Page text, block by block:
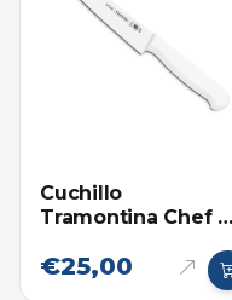
Cuchillo
Tramontina Chef 6
€25,00